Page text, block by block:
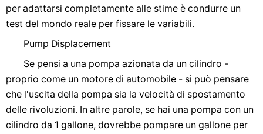
per adattarsi completamente alle stime è condurre un
test del mondo reale per fissare le variabili.
Pump Displacement
Se pensi a una pompa azionata da un cilindro -
proprio come un motore di automobile - si può pensare
che l'uscita della pompa sia la velocità di spostamento
delle rivoluzioni. In altre parole, se hai una pompa con un
cilindro da 1 gallone, dovrebbe pompare un gallone per